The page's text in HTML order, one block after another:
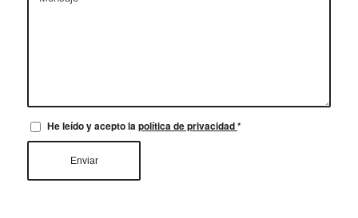
He leído y acepto la política de privacidad*